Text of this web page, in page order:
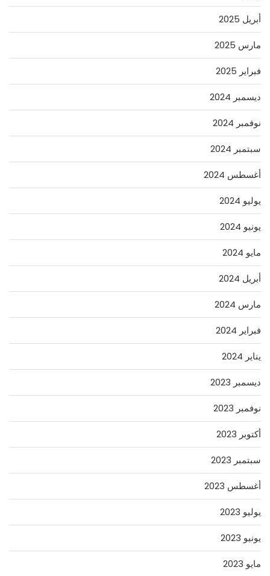
أبريل 2025
مارس 2025
فبراير 2025
ديسمبر 2024
نوفمبر 2024
سبتمبر 2024
أغسطس 2024
يوليو 2024
يونيو 2024
مايو 2024
أبريل 2024
مارس 2024
فبراير 2024
يناير 2024
ديسمبر 2023
نوفمبر 2023
أكتوبر 2023
سبتمبر 2023
أغسطس 2023
يوليو 2023
يونيو 2023
مايو 2023